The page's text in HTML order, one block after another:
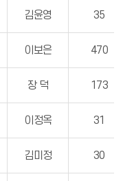
김윤영 35
이보은 470
장 덕 173
이정옥 31
김미정 30